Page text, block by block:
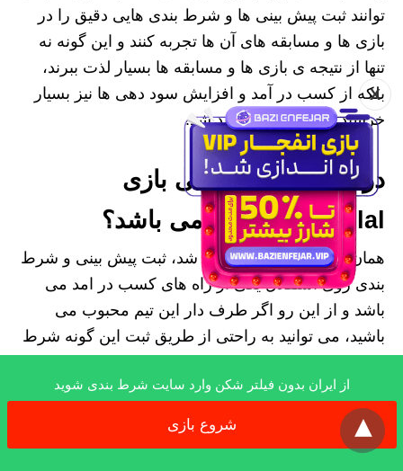
X
توانند ثبت پیش بینی ها و شرط بندی هایی دقیق را در
بازی ها و مسابقه های آن ها تجربه کنند و این گونه نه
تنها از نتیجه ی بازی ها و مسابقه ها بسیار لذت ببرند،
بلکه از کسب در آمد و افزایش سود دهی ها نیز بسیار
خرسند و خوشحال خواهند شد.
درآمد زایی پیش بینی بازی
esteghlal چگونه می باشد؟
همان طور که تا کنون اشاره شد، ثبت پیش بینی و شرط
بندی روی استقلال یکی از راه های کسب در امد می
باشد و از این رو اگر طرف دار این تیم محبوب می
باشید، می توانید به راحتی از طریق ثبت این گونه شرط
یا اصلا اگر تا مدت ها این تیم مسابقه نداشته باشد نیز
می توانید از طریق ثبت شرط بندی ها و پیش بینی هایی
که داشته اید و در امد ها و سود دهی هایی بسیار زیاد را
از ایران بدون فیلتر شکن وارد سایت شرط بندی شوید
شروع بازی